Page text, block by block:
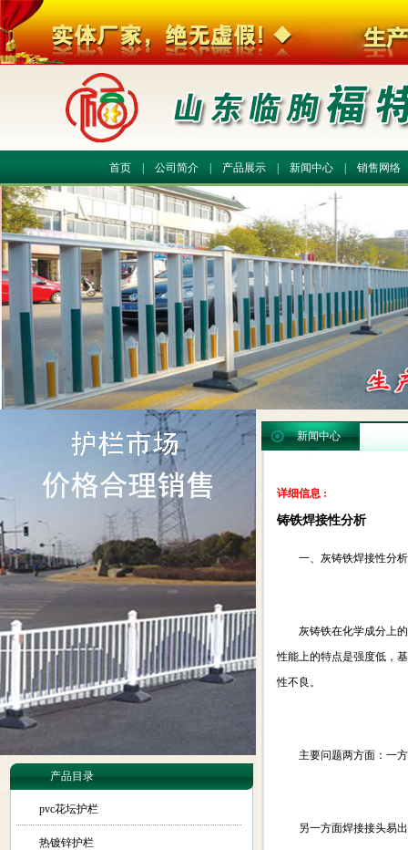
首页| 公司简介| 产品展示| 新闻中心| 销售网络
产品目录
pvc花坛护栏
热镀锌护栏
新闻中心
详细信息 :
铸铁焊接性分析
一、灰铸铁焊接性分析
灰铸铁在化学成分上的
性能上的特点是强度低，
性不良。
主要问题两方面：一方
另一方面焊接接头易出